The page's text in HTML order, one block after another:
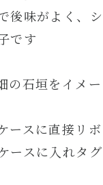
後味がよく、
です
の石垣をイメ
スに直接リ
れタグの